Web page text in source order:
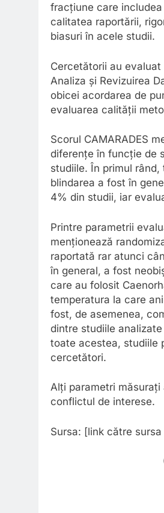
fracțiune care
calitatea raportării,
biasuri în acele studii.
Cercetătorii au
Analiza și Revizuirea
obicei acordarea de
evaluarea calității
Scorul CAMARADES
diferențe în funcție de
studiile. În primul
blindarea a fost în
4% din studii, iar
Printre parametrii
menționează
raportată rar atunci
în general, a fost
care au folosit
temperatura la care
fost, de asemenea,
dintre studiile
toate acestea, studiile
cercetători.
Alți parametri
conflictul de interese.
Sursa: [link către